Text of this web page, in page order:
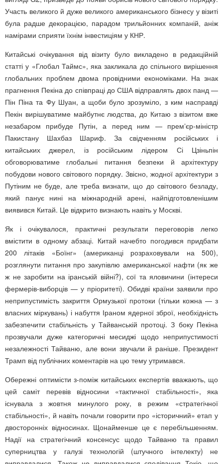
Участь великого й дуже великого американського бізнесу у візиті
була радше декорацією, парадом трильйонних компаній, аніж
намірами сприяти їхнім інвестиціям у КНР.
Китайські очікування від візиту було викладено в редакційній
статті у «Глобал Таймс», яка закликала до спільного вирішення
глобальних проблем двома провідними економіками. На знак
прагнення Пекіна до співпраці до США відправлять двох панд —
Пін Піна та Фу Шуан, а щоби було зрозуміло, з ким насправді
Пекін вирішуватиме майбутнє людства, до Китаю з візитом вже
незабаром прибуде Путін, а перед ним — премʼєр-міністр
Пакистану Шахбаз Шариф. За свідченням російських і
китайських джерел, із російським лідером Сі Цзіньпін
обговорюватиме глобальні питання безпеки й архітектуру
побудови нового світового порядку. Звісно, жодної архітектури з
Путіним не буде, але треба визнати, що до світового безладу,
який панує нині на міжнародній арені, найпідготовленішим
виявився Китай. Це відкрито визнають навіть у Москві.
Як і очікувалося, практичні результати переговорів легко
вмістити в одному абзаці. Китай начебто погодився придбати
200 літаків «Боїнг» (американці розраховували на 500),
розглянути питання про закупівлю американської нафти (як же
ж не заробити на іранській війні?), сої та яловичини (інтереси
фермерів-виборців — у пріоритеті). Обидві країни заявили про
неприпустимість закриття Ормузької протоки (тільки кожна — з
власних міркувань) і набуття Іраном ядерної зброї, необхідність
забезпечити стабільність у Тайванській протоці. З боку Пекіна
прозвучали дуже категоричні месиджі щодо неприпустимості
незалежності Тайваню, але вони звучали й раніше. Президент
Трамп від публічних коментарів на цю тему утримався.
Обережні оптимісти з-поміж китайських експертів вважають, що
цей саміт перевів відносини «тактичної стабільності», яка
існувала з жовтня минулого року, в режим «стратегічної
стабільності», й навіть почали говорити про «історичний» етап у
двосторонніх відносинах. Щонайменше це є перебільшенням.
Надії на стратегічний консенсус щодо Тайваню та правил
суперництва у галузі технологій (штучного інтелекту) не